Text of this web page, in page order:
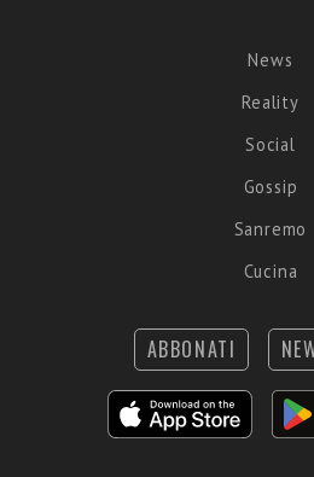
News
Reality
Social
Gossip
Sanremo
Cucina
ABBONATI